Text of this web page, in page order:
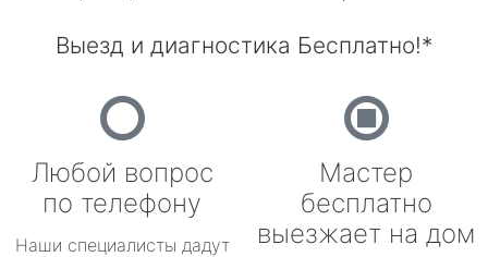
Выезд и диагностика Бесплатно!*
Любой вопрос
по телефону
Наши специалисты дадут
Мастер
бесплатно
выезжает на дом